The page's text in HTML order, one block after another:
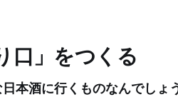
口」をつくる
本酒に行くものなんでしょ